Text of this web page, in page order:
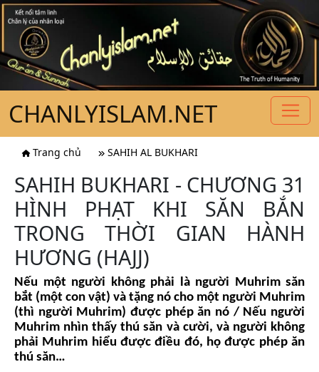
CHANLYISLAM.NET
Trang chủ SAHIH AL BUKHARI
SAHIH BUKHARI - CHƯƠNG 31
HÌNH PHẠT KHI SĂN BẮN
TRONG THỜI GIAN HÀNH
HƯƠNG (HAJJ)
Nếu một người không phải là người Muhrim săn
bắt (một con vật) và tặng nó cho một người Muhrim
(thì người Muhrim) được phép ăn nó / Nếu người
Muhrim nhìn thấy thú săn và cười, và người không
phải Muhrim hiểu được điều đó, họ được phép ăn
thú săn…